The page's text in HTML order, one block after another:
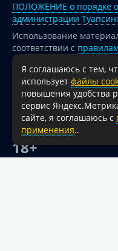
ПОЛОЖЕНИЕ о порядке
администрации
Использование
соответствии с
опубликованных на сайте
При перепечатке и
на источник
Для сайтов и страниц
активная гиперссылка
администрации
18+
Я соглашаюсь с тем,
использует файлы
повышения удобства
сервис
сайте, я соглашаюсь с
применения..